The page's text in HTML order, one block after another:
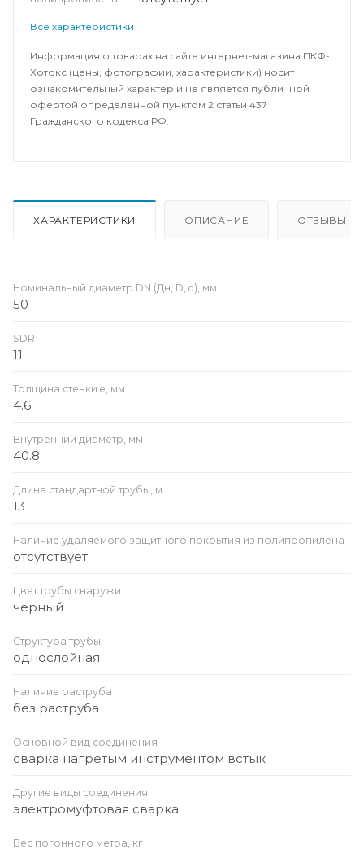
Все характеристики
Информация о товарах на сайте интернет-магазина ПКФ-
Хотокс (цены, фотографии, характеристики) носит
ознакомительный характер и не является публичной
офертой определенной пунктом 2 статьи 437
Гражданского кодекса РФ.
ХАРАКТЕРИСТИКИ ОПИСАНИЕ ОТЗЫВЫ
Номинальный диаметр DN (Дн, D, d), мм
50
SDR
11
Толщина стенки e, мм
4.6
Внутренний диаметр, мм
40.8
Длина стандартной трубы, м
13
Наличие удаляемого защитного покрытия из полипропилена
отсутствует
Цвет трубы снаружи
черный
Структура трубы
однослойная
Наличие раструба
без раструба
Основной вид соединения
сварка нагретым инструментом встык
Другие виды соединения
электромуфтовая сварка
Вес погонного метра, кг